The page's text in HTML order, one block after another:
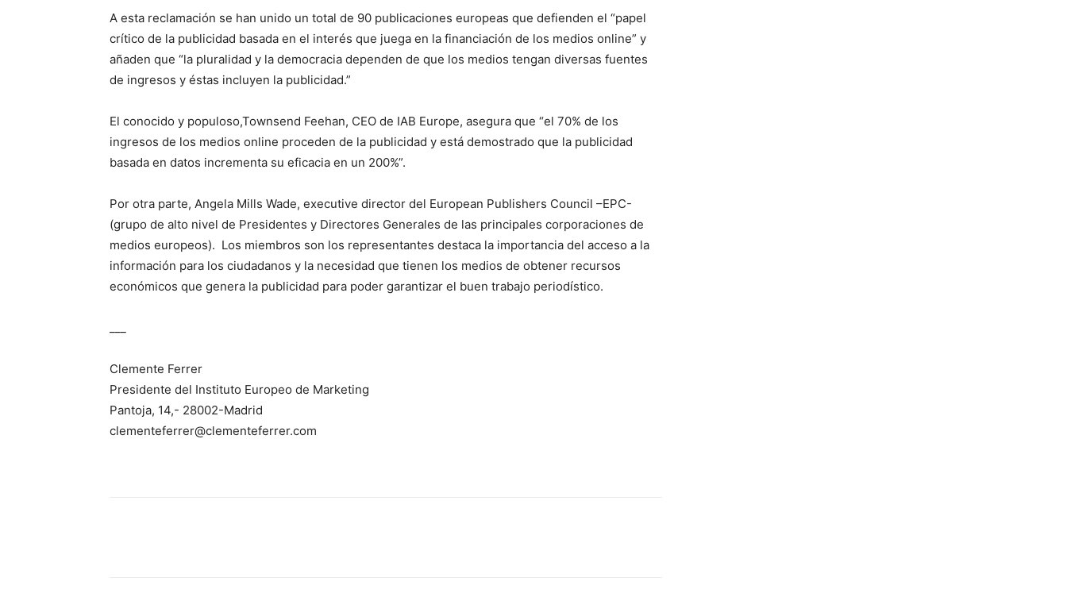
A esta reclamación se han unido un total de 90 publicaciones europeas que defienden el “papel
crítico de la publicidad basada en el interés que juega en la financiación de los medios online” y
añaden que “la pluralidad y la democracia dependen de que los medios tengan diversas fuentes
de ingresos y éstas incluyen la publicidad.”
El conocido y populoso,Townsend Feehan, CEO de IAB Europe, asegura que “el 70% de los
ingresos de los medios online proceden de la publicidad y está demostrado que la publicidad
basada en datos incrementa su eficacia en un 200%”.
Por otra parte, Angela Mills Wade, executive director del European Publishers Council –EPC-
(grupo de alto nivel de Presidentes y Directores Generales de las principales corporaciones de
medios europeos). Los miembros son los representantes destaca la importancia del acceso a la
información para los ciudadanos y la necesidad que tienen los medios de obtener recursos
económicos que genera la publicidad para poder garantizar el buen trabajo periodístico.
Clemente Ferrer
Presidente del Instituto Europeo de Marketing
Pantoja, 14,- 28002-Madrid
clementeferrer@clementeferrer.com